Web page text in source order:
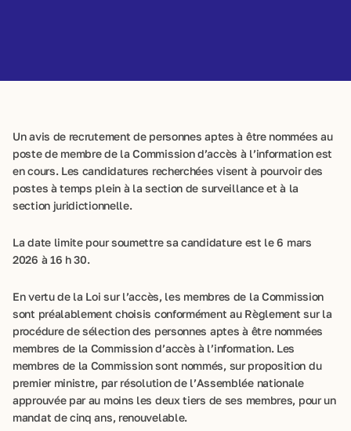
Un avis de recrutement de personnes aptes à être nommées au
poste de membre de la Commission d’accès à l’information est
en cours. Les candidatures recherchées visent à pourvoir des
postes à temps plein à la section de surveillance et à la
section juridictionnelle.
La date limite pour soumettre sa candidature est le 6 mars
2026 à 16 h 30.
En vertu de la Loi sur l’accès, les membres de la Commission
sont préalablement choisis conformément au Règlement sur la
procédure de sélection des personnes aptes à être nommées
membres de la Commission d’accès à l’information. Les
membres de la Commission sont nommés, sur proposition du
premier ministre, par résolution de l’Assemblée nationale
approuvée par au moins les deux tiers de ses membres, pour un
mandat de cinq ans, renouvelable.